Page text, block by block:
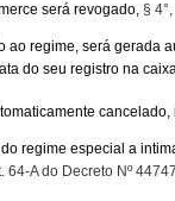
será revogado, §
regime, será gerada
do seu registro na
regime especial a
64-A do Decreto Nº